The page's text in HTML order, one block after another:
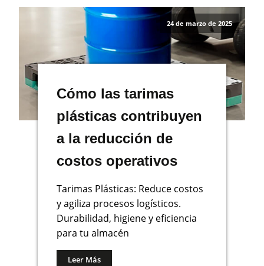
24 de marzo de 2025
Cómo las tarimas
plásticas contribuyen
a la reducción de
costos operativos
Tarimas Plásticas: Reduce costos
y agiliza procesos logísticos.
Durabilidad, higiene y eficiencia
para tu almacén
Leer Más